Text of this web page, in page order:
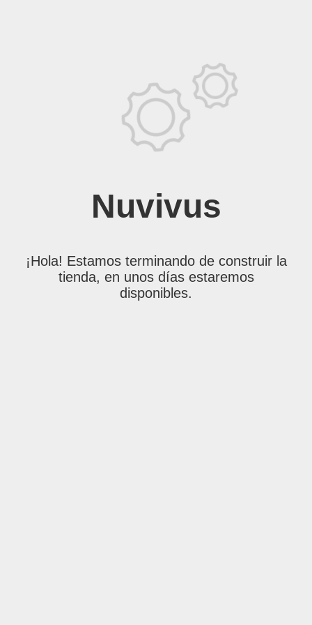
Nuvivus
¡Hola! Estamos terminando de construir la
tienda, en unos días estaremos
disponibles.